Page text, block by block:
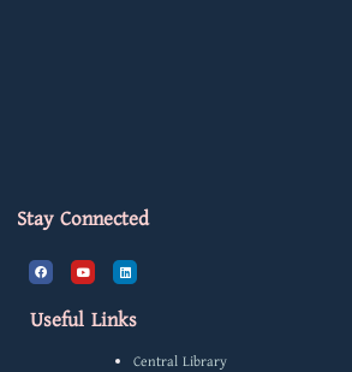
Stay Connected
F
a
c
b
o
Y
o
u
u
L
i
n
d
Useful Links
Central Library